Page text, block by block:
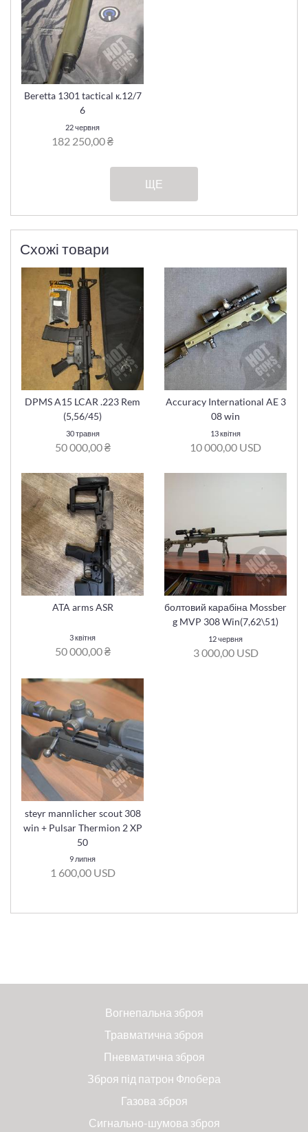
Beretta 1301 tactical к.12/7
6
22 червня
182 250,00 ₴
ЩЕ
Схожі товари
DPMS A15 LCAR .223 Rem
(5,56/45)
30 травня
50 000,00 ₴
Accuracy International AE 3
08 win
13 квітня
10 000,00 USD
ATA arms ASR
3 квітня
50 000,00 ₴
болтовий карабіна Mossber
g MVP 308 Win(7,62\51)
12 червня
3 000,00 USD
steyr mannlicher scout 308
win + Pulsar Thermion 2 XP
50
9 липня
1 600,00 USD
Вогнепальна зброя
Травматична зброя
Пневматична зброя
Зброя під патрон Флобера
Газова зброя
Сигнально-шумова зброя